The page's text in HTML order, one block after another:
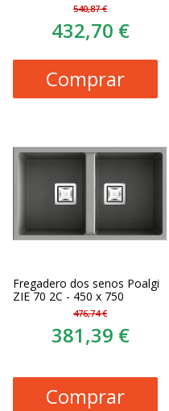
540,87 €
432,70 €
Comprar
Fregadero dos senos Poalgi
ZIE 70 2C - 450 x 750
476,74 €
381,39 €
Comprar